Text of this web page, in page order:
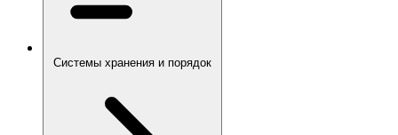
Системы хранения и порядок